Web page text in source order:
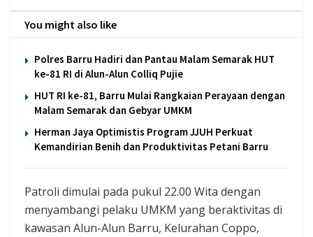
You might also like
Polres Barru Hadiri dan Pantau Malam Semarak HUT
ke-81 RI di Alun-Alun Colliq Pujie
HUT RI ke-81, Barru Mulai Rangkaian Perayaan dengan
Malam Semarak dan Gebyar UMKM
Herman Jaya Optimistis Program JJUH Perkuat
Kemandirian Benih dan Produktivitas Petani Barru
Patroli dimulai pada pukul 22.00 Wita dengan
menyambangi pelaku UMKM yang beraktivitas di
kawasan Alun-Alun Barru, Kelurahan Coppo,